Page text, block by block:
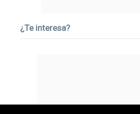
¿Te interesa?